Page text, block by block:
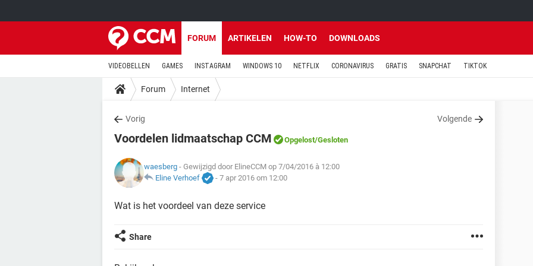
FORUM ARTIKELEN HOW-TO DOWNLOADS
VIDEOBELLEN GAMES INSTAGRAM WINDOWS 10 NETFLIX CORONAVIRUS GRATIS SNAPCHAT TIKTOK
Forum Internet
Vorig Volgende
Voordelen lidmaatschap CCM Opgelost/Gesloten
waesberg - Gewijzigd door ElineCCM op 7/04/2016 à 12:00
Eline Verhoef
- 7 apr 2016 om 12:00
Wat is het voordeel van deze service
Share